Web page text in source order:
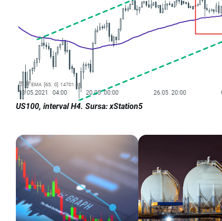
US100, interval H4. Sursa: xStation5